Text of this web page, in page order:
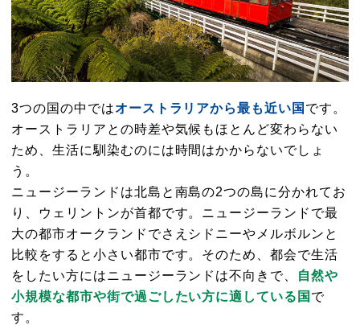
3つの国の中ではオーストラリアから最も近い国 です。
オーストラリアとの時差や気候もほとんど変わらない
ため、生活に馴染むのには時間はかからないでしょ
う。
ニュージーランドは北島と南島の2つの島に分かれてお
り、ウェリントンが首都です。ニュージーランドで最
大の都市オークランドでさえシドニーやメルボルンと
比較をすると小さい都市です。そのため、都会で生活
をしたい方にはニュージーランドは不向きで、
自然や
小規模な都市や街で過ごしたい方に適している国 で
す。